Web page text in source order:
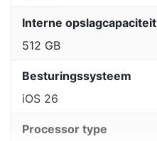
Interne opslagcapaciteit
512 GB
Besturingssysteem
iOS 26
Processor type